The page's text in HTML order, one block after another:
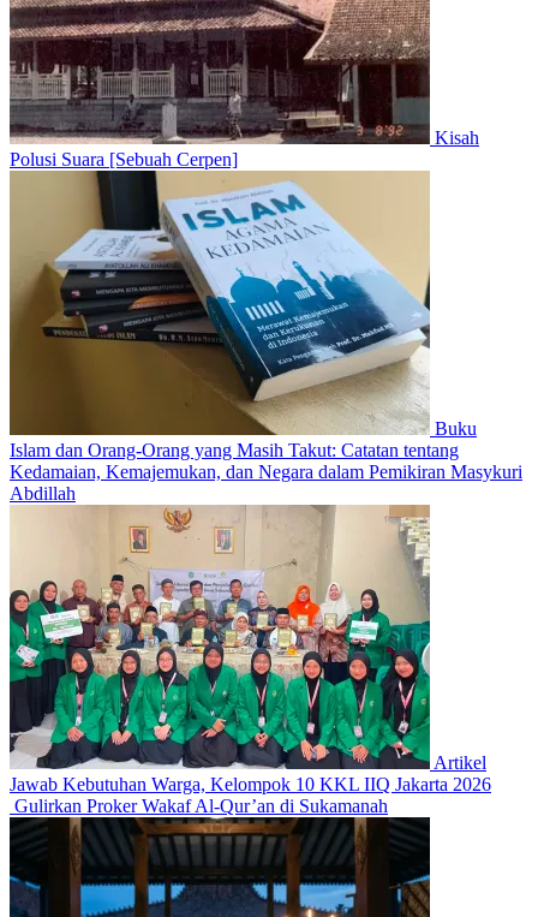
Kisah
Polusi Suara [Sebuah Cerpen]
Buku
Islam dan Orang-Orang yang Masih Takut: Catatan tentang
Kedamaian, Kemajemukan, dan Negara dalam Pemikiran Masykuri
Abdillah
Artikel
Jawab Kebutuhan Warga, Kelompok 10 KKL IIQ Jakarta 2026
Gulirkan Proker Wakaf Al-Qur’an di Sukamanah